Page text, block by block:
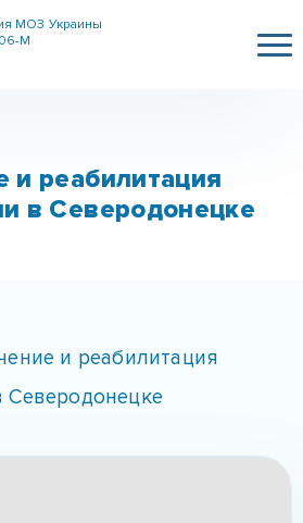
МОЗ Украины
М
и реабилитация
в Северодонецке
и реабилитация
Северодонецке